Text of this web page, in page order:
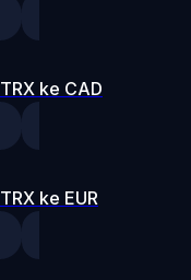
TRX ke CAD
TRX ke EUR